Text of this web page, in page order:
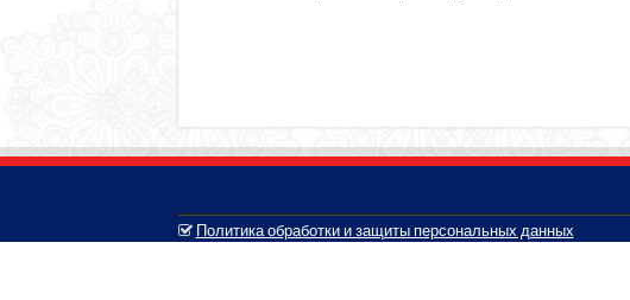
Политика обработки и защиты персональных данных